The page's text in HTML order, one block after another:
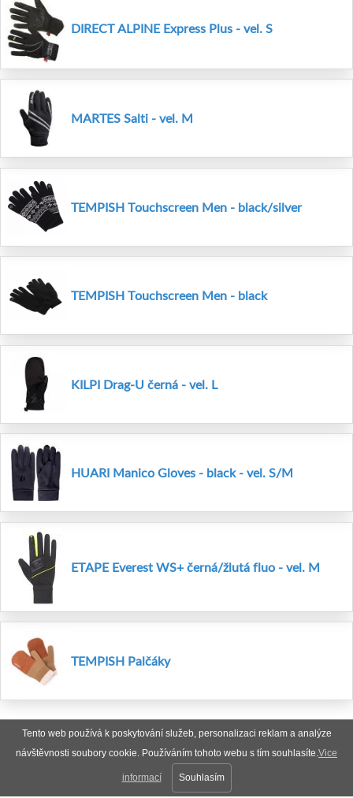
Tento web používá k poskytování služeb, personalizaci reklam a analýze
návštěvnosti soubory cookie. Používáním tohoto webu s tím souhlasíte.Vice
informací Souhlasím
DIRECT ALPINE Express Plus - vel. S
MARTES Salti - vel. M
TEMPISH Touchscreen Men - black/silver
TEMPISH Touchscreen Men - black
KILPI Drag-U černá - vel. L
HUARI Manico Gloves - black - vel. S/M
ETAPE Everest WS+ černá/žlutá fluo - vel. M
TEMPISH Palčáky